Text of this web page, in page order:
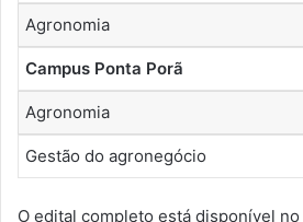
Agronomia
Campus Ponta Porã
Agronomia
Gestão do agronegócio
O edital completo está disponível no